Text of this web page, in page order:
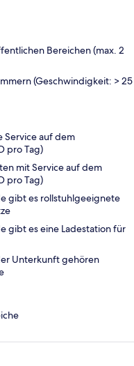
Bereichen (max. 2
(Geschwindigkeit: > 25
Service auf dem
pro Tag)
mit Service auf dem
pro Tag)
gibt es rollstuhlgeeignete
gibt es eine Ladestation für
Unterkunft gehören